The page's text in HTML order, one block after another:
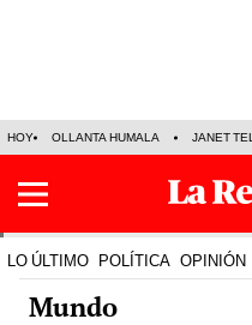
HOY OLLANTA HUMALA JANET
LO ÚLTIMO POLÍTICA OPINIÓN
Mundo